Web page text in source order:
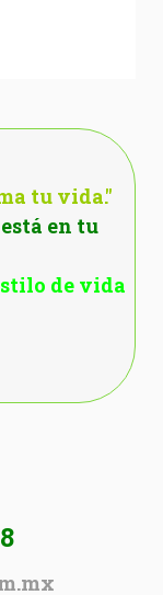
tu vida."
en tu
de vida